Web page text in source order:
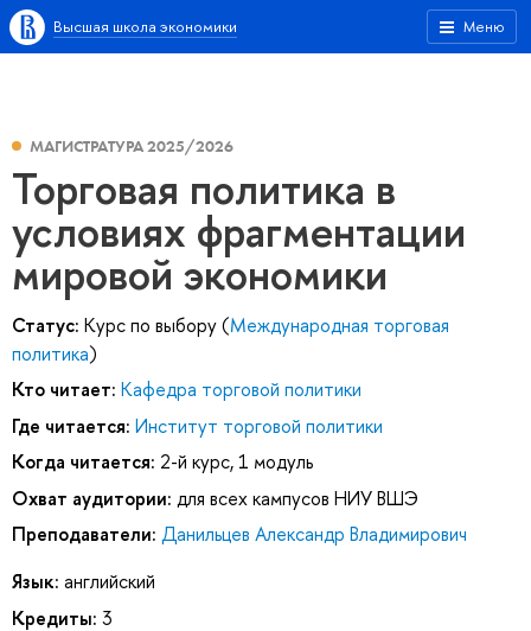
Меню
Высшая школа экономики
МАГИСТРАТУРА 2025/2026
Торговая политика в
условиях фрагментации
мировой экономики
Статус: Курс по выбору (Международная торговая
политика)
Кто читает: Кафедра торговой политики
Где читается: Институт торговой политики
Когда читается: 2-й курс, 1 модуль
Охват аудитории: для всех кампусов НИУ ВШЭ
Преподаватели: Данильцев Александр Владимирович
Язык: английский
Кредиты: 3